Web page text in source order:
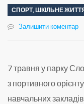
СПОРТ,ШКІЛЬНЕ
Залишити коментар
7 травня у парку
з портивного
навчальних